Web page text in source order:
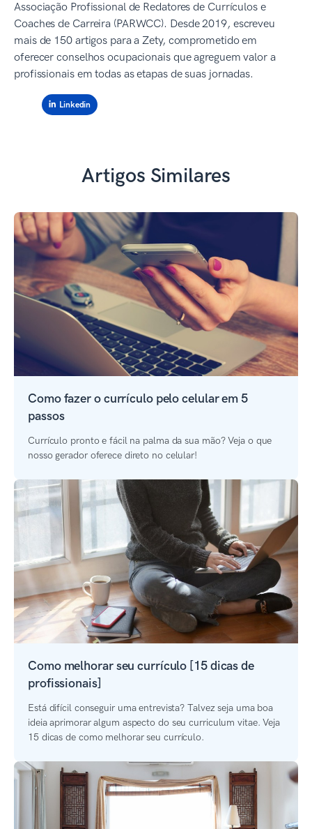
Associação Profissional de Redatores de Currículos e
Coaches de Carreira (PARWCC). Desde 2019, escreveu
mais de 150 artigos para a Zety, comprometido em
oferecer conselhos ocupacionais que agreguem valor a
profissionais em todas as etapas de suas jornadas.
Linkedin
Artigos Similares
Como fazer o currículo pelo celular em 5
passos
Currículo pronto e fácil na palma da sua mão? Veja o que
nosso gerador oferece direto no celular!
Como melhorar seu currículo [15 dicas de
profissionais]
Está difícil conseguir uma entrevista? Talvez seja uma boa
ideia aprimorar algum aspecto do seu curriculum vitae. Veja
15 dicas de como melhorar seu currículo.